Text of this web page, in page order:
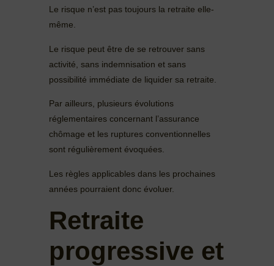
Le risque n’est pas toujours la retraite elle-
même.
Le risque peut être de se retrouver sans
activité, sans indemnisation et sans
possibilité immédiate de liquider sa retraite.
Par ailleurs, plusieurs évolutions
réglementaires concernant l’assurance
chômage et les ruptures conventionnelles
sont régulièrement évoquées.
Les règles applicables dans les prochaines
années pourraient donc évoluer.
Retraite
progressive et